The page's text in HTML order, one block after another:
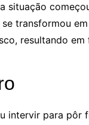
situação
transformou
resultando
intervir para pôr